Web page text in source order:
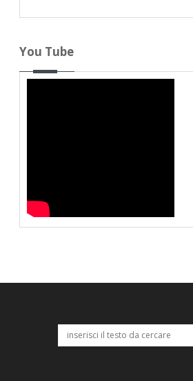
You Tube